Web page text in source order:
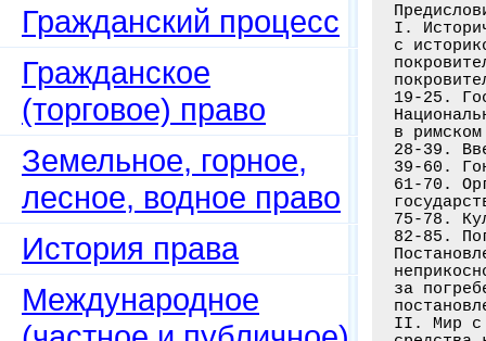
Гражданский процесс
Гражданское
(торговое) право
Земельное, горное,
лесное, водное право
История права
Международное
I.
с
19-25.
в
28-39.
39-60.
61-70.
75-78.
82-85.
за
II. Мир с